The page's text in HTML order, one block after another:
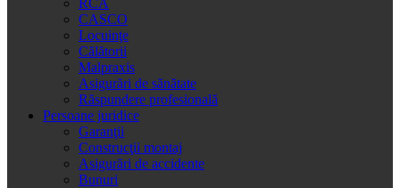
CASCO
Locuinţe
Călătorii
Malpraxis
Asigurări de sănătate
Răspundere profesională
Persoane juridice
Garanţii
Construcţii montaj
Asigurări de accidente
Bunuri